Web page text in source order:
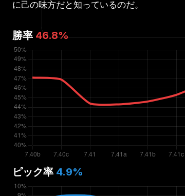
に己の味方だと知っているのだ。
勝率 46.8%
ピック率 4.9%